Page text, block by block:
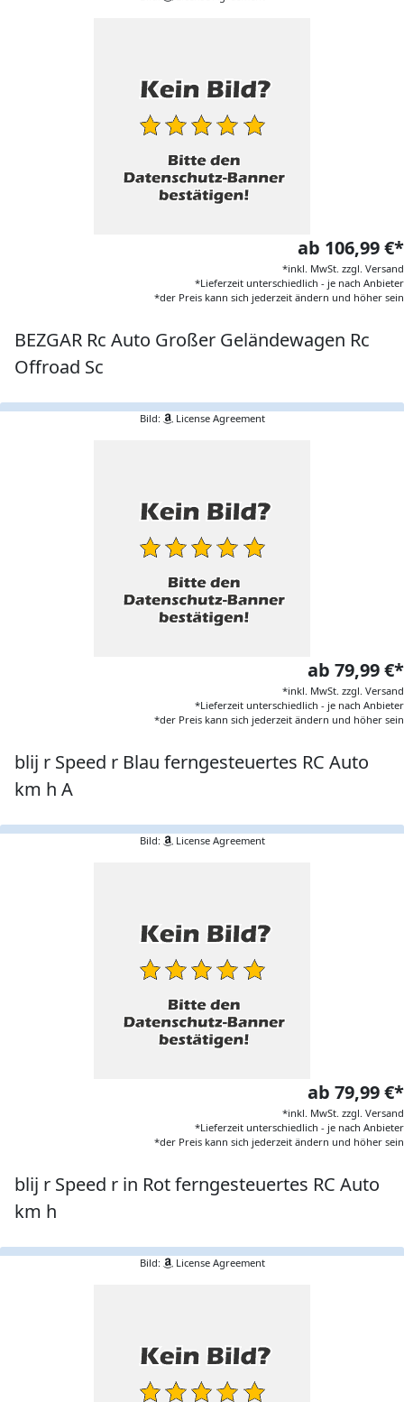
ab 106,99 €*
*inkl. MwSt. zzgl. Versand
*Lieferzeit unterschiedlich - je nach Anbieter
*der Preis kann sich jederzeit ändern und höher sein
BEZGAR Rc Auto Großer Geländewagen Rc
Offroad Sc
Bild: License Agreement
ab 79,99 €*
*inkl. MwSt. zzgl. Versand
*Lieferzeit unterschiedlich - je nach Anbieter
*der Preis kann sich jederzeit ändern und höher sein
blij r Speed r Blau ferngesteuertes RC Auto
km h A
Bild: License Agreement
ab 79,99 €*
*inkl. MwSt. zzgl. Versand
*Lieferzeit unterschiedlich - je nach Anbieter
*der Preis kann sich jederzeit ändern und höher sein
blij r Speed r in Rot ferngesteuertes RC Auto
km h
Bild: License Agreement